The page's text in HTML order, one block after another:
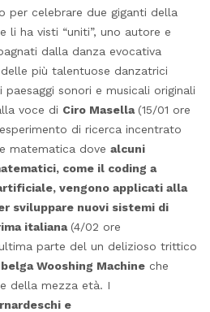
per celebrare due giganti della
li ha visti “uniti”, uno autore e
dalla danza evocativa
più talentuose danzatrici
paesaggi sonori e musicali originali
voce di Ciro Masella (15/01 ore
di ricerca incentrato
matematica dove alcuni
come il coding a
vengono applicati alla
sviluppare nuovi sistemi di
italiana (4/02 ore
parte del un delizioso trittico
Wooshing Machineche
della mezza età. I
e